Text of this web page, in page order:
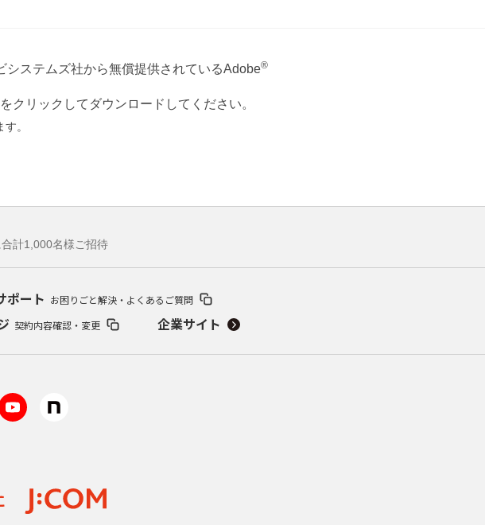
ステムズ社から無償提供されているAdobe®
クリックしてダウンロードしてください。
。
計1,000名様ご招待
ポート お困りごと解決・よくあるご質問
契約内容確認・変更 企業サイト